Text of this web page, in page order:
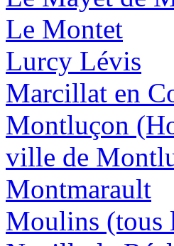
Le Montet
Lurcy Lévis
Marcillat en
Montluçon
ville de
Montmarault
Moulins (tous